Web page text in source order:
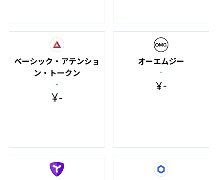
ベーシック・アテンショ
ン・トークン
-
¥-
オーエムジー
-
¥-